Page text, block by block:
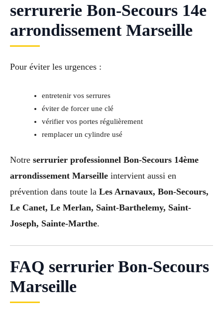
serrurerie Bon-Secours 14e
arrondissement Marseille
Pour éviter les urgences :
entretenir vos serrures
éviter de forcer une clé
vérifier vos portes régulièrement
remplacer un cylindre usé
Notre serrurier professionnel Bon-Secours 14ème
arrondissement Marseille intervient aussi en
prévention dans toute la Les Arnavaux, Bon-Secours,
Le Canet, Le Merlan, Saint-Barthelemy, Saint-
Joseph, Sainte-Marthe.
FAQ serrurier Bon-Secours
Marseille